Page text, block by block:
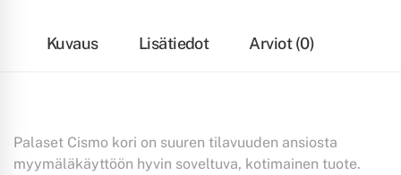
Kuvaus Lisätiedot Arviot (0)
Palaset Cismo kori on suuren tilavuuden ansiosta
myymäläkäyttöön hyvin soveltuva, kotimainen tuote.